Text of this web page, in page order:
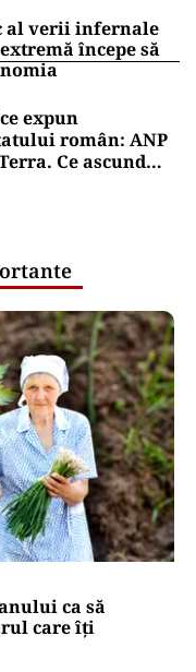
al verii infernale
începe să
expun
român: ANP
Ce ascund
ca să
care îți